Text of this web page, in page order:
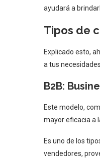
ayudará a
Tipos de
Explicado esto,
a tus necesidades.
B2B:
Este modelo,
mayor eficacia a
Es uno de los
vendedores,